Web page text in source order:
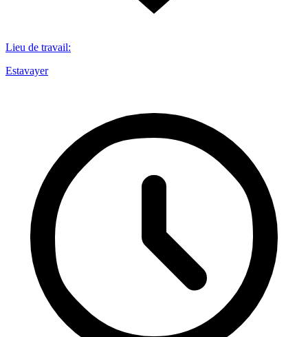
Lieu de travail:
Estavayer